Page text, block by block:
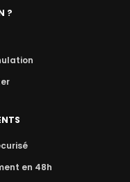
?
en 48h